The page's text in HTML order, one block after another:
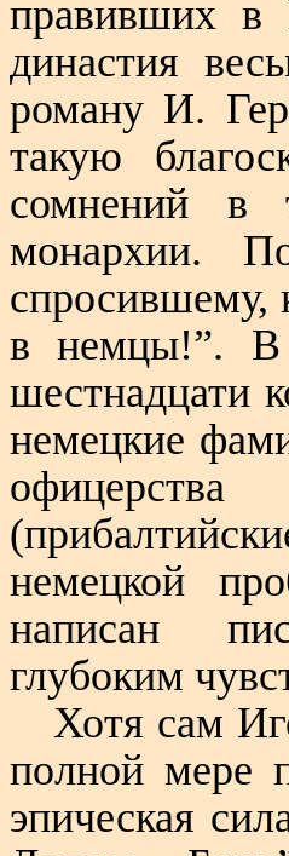
правивших в
династия
роману И.
такую
сомнений в
монархии.
спросившему,
в немцы!”. В
шестнадцати
немецкие
немецкой
написан
глубоким
Хотя сам
полной мере
эпическая